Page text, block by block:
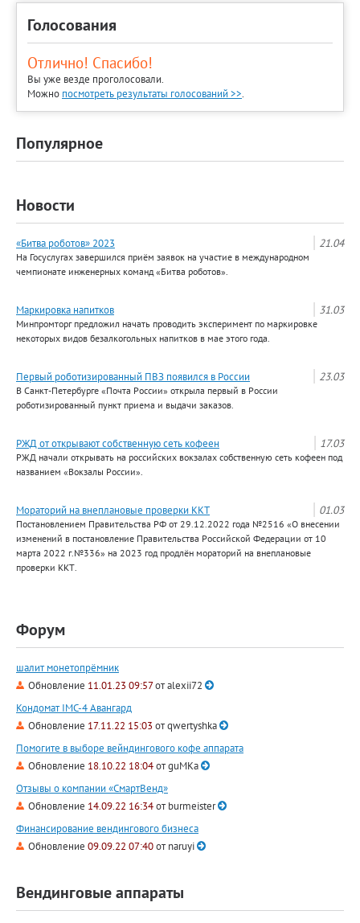
Голосования
Отлично! Спасибо!
Вы уже везде проголосовали.
Можно посмотреть результаты голосований >>.
Популярное
Новости
21.04
«Битва роботов» 2023
На Госуслугах завершился приём заявок на участие в международном
чемпионате инженерных команд «Битва роботов».
31.03
Маркировка напитков
Минпромторг предложил начать проводить эксперимент по маркировке
некоторых видов безалкогольных напитков в мае этого года.
23.03
Первый роботизированный ПВЗ появился в России
В Санкт-Петербурге «Почта России» открыла первый в России
роботизированный пункт приема и выдачи заказов.
17.03
РЖД от открывают собственную сеть кофеен
РЖД начали открывать на российских вокзалах собственную сеть кофеен под
названием «Вокзалы России».
01.03
Мораторий на внеплановые проверки ККТ
Постановлением Правительства РФ от 29.12.2022 года №2516 «О внесении
изменений в постановление Правительства Российской Федерации от 10
марта 2022 г.№336» на 2023 год продлён мораторий на внеплановые
проверки ККТ.
Форум
шалит монетопрёмник
Обновление 11.01.23 09:57отalexii72
Кондомат IMC-4 Авангард
Обновление 17.11.22 15:03 отqwertyshka
Помогите в выборе вейндингового кофе аппарата
Обновление 18.10.22 18:04отguMKa
Отзывы о компании «СмартВенд»
Обновление 14.09.22 16:34отburmeister
Финансирование вендингового бизнеса
Обновление 09.09.22 07:40отnaruyi
Вендинговые аппараты